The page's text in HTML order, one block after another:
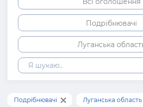
Подрібнювачі
Луганська
Подрібнювачі Луганська область